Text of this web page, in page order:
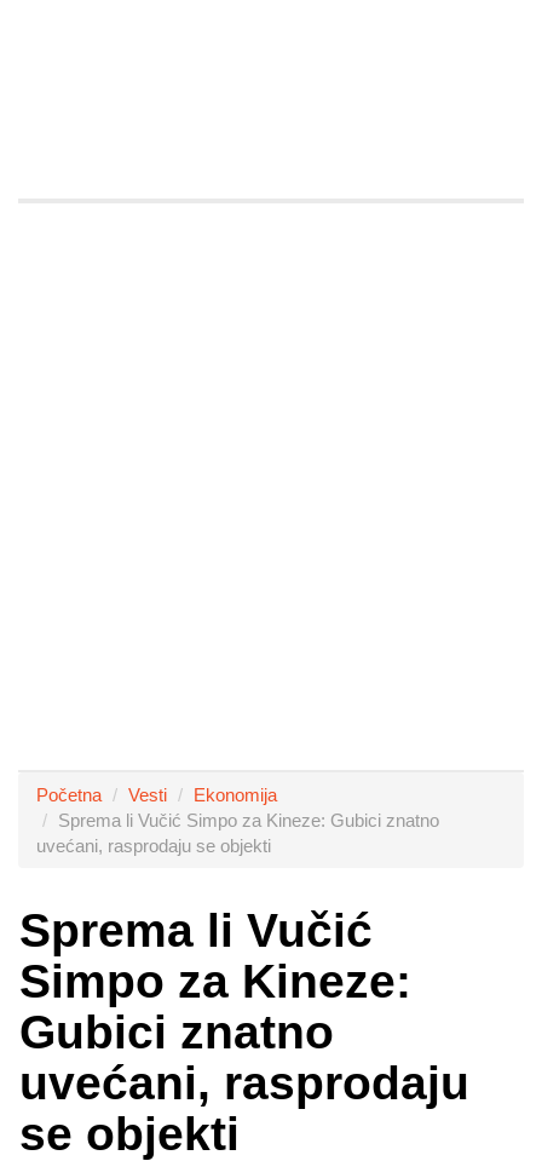
Početna Vesti
Ekonomija
Sprema li Vučić Simpo za Kineze: Gubici znatno
uvećani, rasprodaju se objekti
Sprema li Vučić
Simpo za Kineze:
Gubici znatno
uvećani, rasprodaju
se objekti